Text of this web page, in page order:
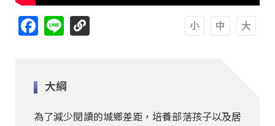
Facebook
Line
大綱
為了減少閱讀的城鄉差距，培養部落孩子以及居